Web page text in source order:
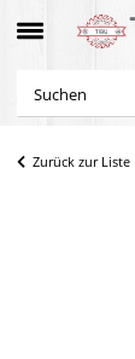
Zurück zur Liste